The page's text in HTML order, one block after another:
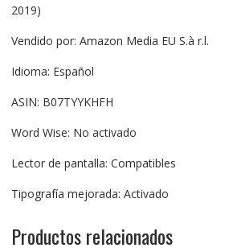
2019)
Vendido por: Amazon Media EU S.à r.l.
Idioma: Español
ASIN: B07TYYKHFH
Word Wise: No activado
Lector de pantalla: Compatibles
Tipografía mejorada: Activado
Productos relacionados